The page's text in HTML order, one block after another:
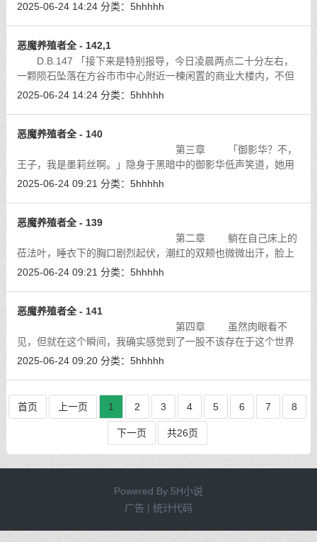
2025-06-24 14:24 分类： 5hhhhh
恶魔养殖者全 - 142,1
D.B.147 「接下来是特别报导，今日凌晨两点二十分左右，
一颗陨石坠落在方谷市市中心附近一楝闲置的商业大楼内，不但
造成大楼倒塌，还导致七人分别受到轻重伤。」我望向悬挂在病
2025-06-24 14:24 分类： 5hhhhh
恶魔养殖者全 - 140
第三章 「御影华？不，
王子，我是墨莉丝啊。」隐身于黑暗中的御影华低声笑道，她用
一只手压着我的肩膀，另一只手则钻进裤子里套弄阳物，指尖在
2025-06-24 09:21 分类： 5hhhhh
恶魔养殖者全 - 139
第二章 躺在自己床上的
莅法叶，睡衣下的胸口剧烈起伏，潮红的双颊也微微出汗，脸上
表情迷惘。她的儿女一丝不挂，围绕在她身边。尽管没有血缘关
2025-06-24 09:21 分类： 5hhhhh
恶魔养殖者全 - 141
第四章 虽然肉眼看不
见，但就在这个瞬间，我确实感觉到了一股不该存在于这个世界
的魔力波动。而且，那股魔力波动还是来自于一个我再熟悉不过
2025-06-24 09:20 分类： 5hhhhh
首页 上一页 1 2 3 4 5 6 7 8
下一页 共26页
Powered By 5H小说
广告 | 统计代码